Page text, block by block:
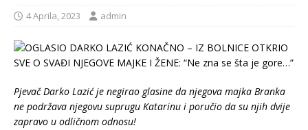
4 Aprila, 2023 admin
Pjevač Darko Lazić je negirao glasine da njegova majka Branka
ne podržava njegovu suprugu Katarinu i poručio da su njih dvije
zapravo u odličnom odnosu!